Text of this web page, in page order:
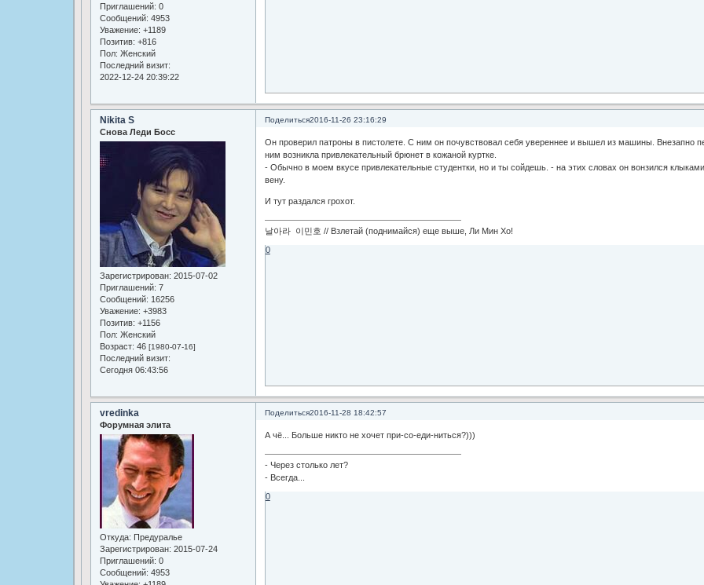
Приглашений: 0
Сообщений: 4953
Уважение: +1189
Позитив: +816
Пол: Женский
Последний визит:
2022-12-24 20:39:22
Поделиться2016-11-26 23:16:29
Nikita S
Снова Леди Босс
Зарегистрирован: 2015-07-02
Приглашений: 7
Сообщений: 16256
Уважение: +3983
Позитив: +1156
Пол: Женский
Возраст: 46 [1980-07-16]
Последний визит:
Сегодня 06:43:56
Он проверил патроны в пистолете. С ним он почувствовал себя увереннее и вышел из машины. Внезапно
ним возникла привлекательный брюнет в кожаной куртке.
- Обычно в моем вкусе привлекательные студентки, но и ты сойдешь. - на этих словах он вонзился
вену.
И тут раздался грохот.
날아라 이민호 // Взлетай (поднимайся) еще выше, Ли Мин Хо!
0
Поделиться2016-11-28 18:42:57
vredinka
Форумная элита
Откуда: Предуралье
Зарегистрирован: 2015-07-24
Приглашений: 0
Сообщений: 4953
А чё... Больше никто не хочет при-со-еди-ниться?)))
- Через столько лет?
- Всегда...
0